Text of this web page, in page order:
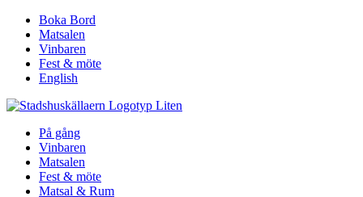
Boka Bord
Matsalen
Vinbaren
Fest & möte
English
På gång
Vinbaren
Matsalen
Fest & möte
Matsal & Rum